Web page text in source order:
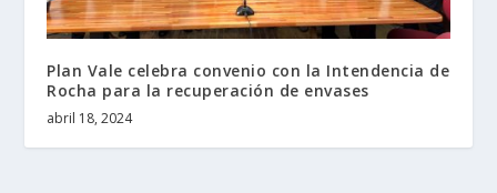
Plan Vale celebra convenio con la Intendencia de
Rocha para la recuperación de envases
abril 18, 2024